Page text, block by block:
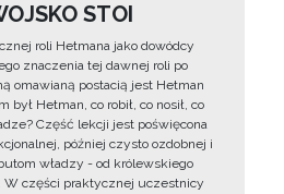
STOI
roli Hetmana jako dowódcy
znaczenia tej dawnej roli po
omawianą postacią jest Hetman
był Hetman, co robił, co nosił, co
Część lekcji jest poświęcona
później czysto ozdobnej i
władzy - od królewskiego
W części praktycznej uczestnicy